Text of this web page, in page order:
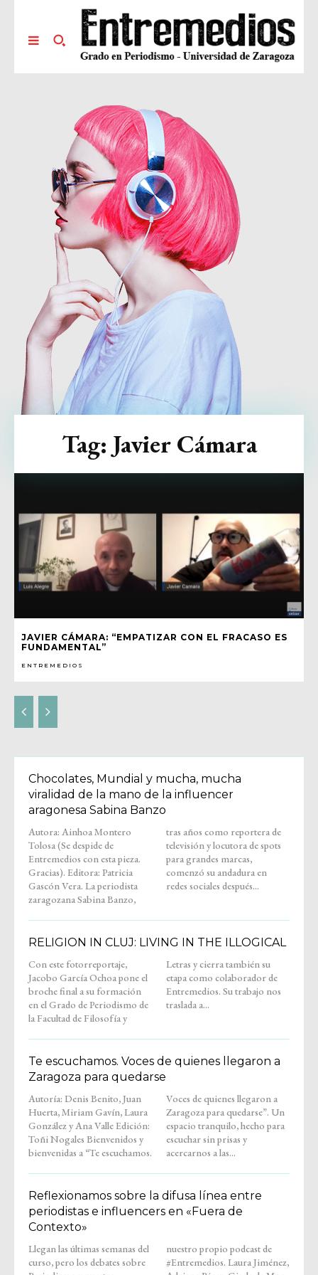
JAVIER CÁMARA: “EMPATIZAR CON EL FRACASO ES
FUNDAMENTAL”
ENTREMEDIOS
Tag: Javier Cámara
Chocolates, Mundial y mucha, mucha
viralidad de la mano de la influencer
aragonesa Sabina Banzo
Autora: Ainhoa Montero
Tolosa (Se despide de
Entremedios con esta pieza.
Gracias). Editora: Patricia
Gascón Vera. La periodista
zaragozana Sabina Banzo,
tras años como reportera de
televisión y locutora de spots
para grandes marcas,
comenzó su andadura en
redes sociales después...
RELIGION IN CLUJ: LIVING IN THE ILLOGICAL
Con este fotorreportaje,
Jacobo García Ochoa pone el
broche final a su formación
en el Grado de Periodismo de
la Facultad de Filosofía y
Letras y cierra también su
etapa como colaborador de
Entremedios. Su trabajo nos
traslada a...
Te escuchamos. Voces de quienes llegaron a
Zaragoza para quedarse
Autoría: Denis Benito, Juan
Huerta, Miriam Gavín, Laura
González y Ana Valle Edición:
Toñi Nogales Bienvenidos y
bienvenidas a “Te escuchamos.
Voces de quienes llegaron a
Zaragoza para quedarse”. Un
espacio tranquilo, hecho para
escuchar sin prisas y
acercarnos a las...
Reflexionamos sobre la difusa línea entre
periodistas e influencers en «Fuera de
Contexto»
Llegan las últimas semanas del
curso, pero los debates sobre
nuestro propio podcast de
#Entremedios. Laura Jiménez,